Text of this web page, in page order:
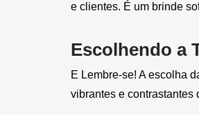
Personalizada
Bolas de Vinil
e clientes. É um brinde
Escolhendo a
E Lembre-se! A escolha
vibrantes e contrastantes